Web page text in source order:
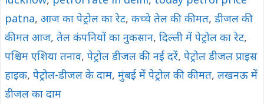
patna, आज का पेट्रोल का रेट, कच्चे तेल की कीमत, डीजल की
कीमत आज, तेल कंपनियों का नुकसान, दिल्ली में पेट्रोल का रेट,
पश्चिम एशिया तनाव, पेट्रोल डीजल की नई दरें, पेट्रोल डीजल प्राइस
हाइक, पेट्रोल-डीजल के दाम, मुंबई में पेट्रोल की कीमत, लखनऊ में
डीजल का दाम